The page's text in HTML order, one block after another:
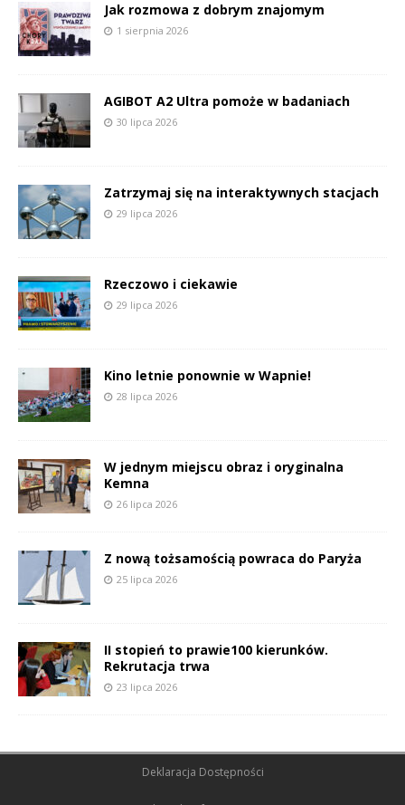
Jak rozmowa z dobrym znajomym
1 sierpnia 2026
AGIBOT A2 Ultra pomoże w badaniach
30 lipca 2026
Zatrzymaj się na interaktywnych stacjach
29 lipca 2026
Rzeczowo i ciekawie
29 lipca 2026
Kino letnie ponownie w Wapnie!
28 lipca 2026
W jednym miejscu obraz i oryginalna
Kemna
26 lipca 2026
Z nową tożsamością powraca do Paryża
25 lipca 2026
II stopień to prawie100 kierunków.
Rekrutacja trwa
23 lipca 2026
Deklaracja Dostępności